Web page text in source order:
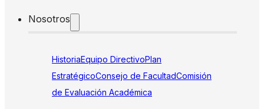
Nosotros
HistoriaEquipo DirectivoPlan
EstratégicoConsejo de FacultadComisión
de Evaluación Académica